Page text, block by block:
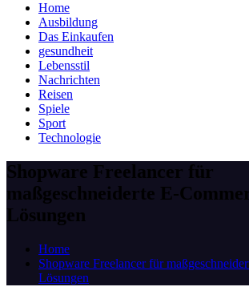
Home
Ausbildung
Das Einkaufen
gesundheit
Lebensstil
Nachrichten
Reisen
Spiele
Sport
Technologie
Shopware Freelancer für
maßgeschneiderte E-
Lösungen
Home
Shopware Freelancer für
Lösungen